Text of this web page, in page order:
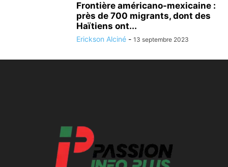
Frontière américano-mexicaine :
près de 700 migrants, dont des
Haïtiens ont...
Erickson Alciné - 13 septembre 2023